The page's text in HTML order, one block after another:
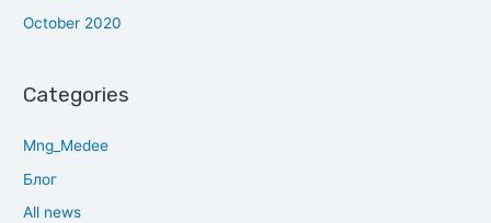
October 2020
Categories
Mng_Medee
Блог
All news